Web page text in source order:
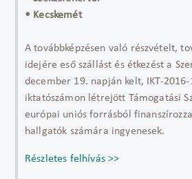
• Kecskemét
A továbbképzésen való részvételt,
idejére eső szállást és étkezést a
december 19. napján kelt, IKT-
iktatószámon létrejött Támogatási
európai uniós forrásból
hallgatók számára ingyenesek.
Részletes felhívás >>